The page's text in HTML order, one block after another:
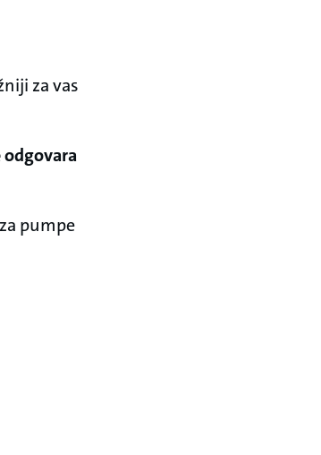
za vas
odgovara
pumpe